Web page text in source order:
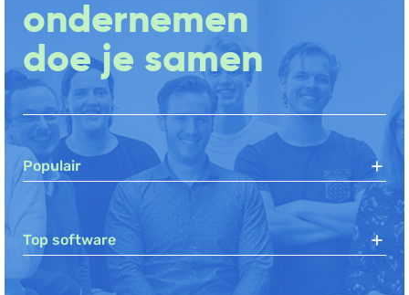
ondernemen
doe je samen
Populair
Top software